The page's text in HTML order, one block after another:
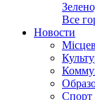
Все
Новости
Спорт